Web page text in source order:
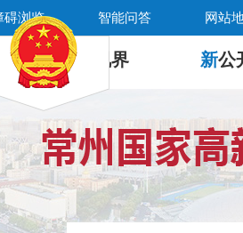
碍浏览 智能问答 网站
新 视界 新公